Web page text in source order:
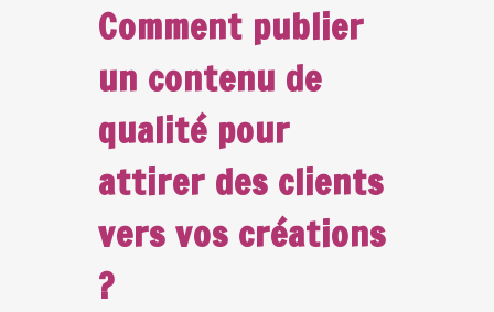
Comment publier
un contenu de
qualité pour
attirer des clients
vers vos créations
?